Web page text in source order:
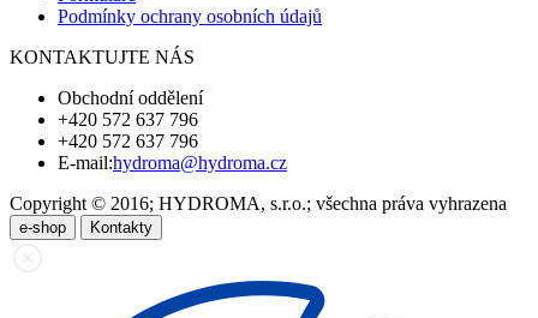
Podmínky ochrany osobních údajů
KONTAKTUJTE NÁS
Obchodní oddělení
+420 572 637 796
+420 572 637 796
E-mail:hydroma@hydroma.cz
Copyright © 2016; HYDROMA, s.r.o.; všechna práva vyhrazena
e-shop Kontakty